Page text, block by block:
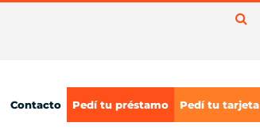
Contacto Pedí tu préstamo Pedí tu tarjeta